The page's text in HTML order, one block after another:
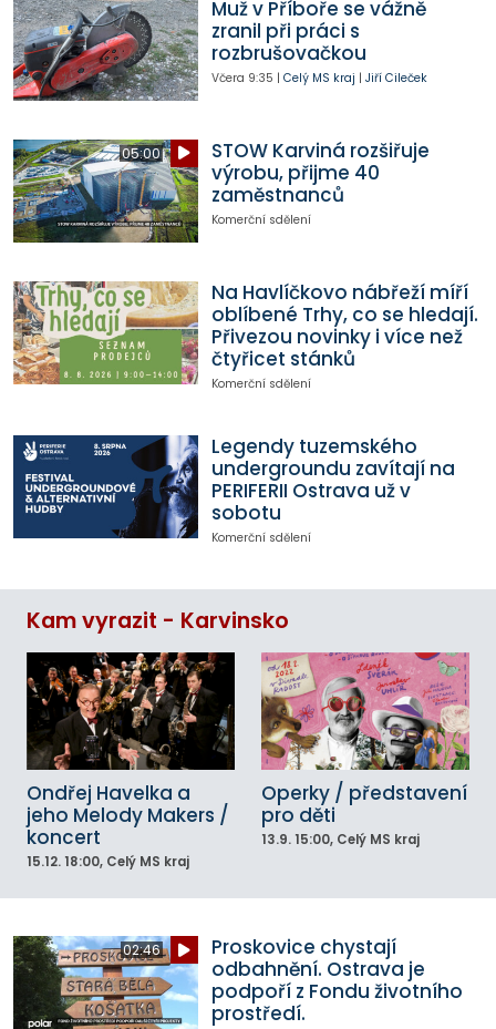
Muž v Příboře se vážně
zranil při práci s
rozbrušovačkou
Včera 9:35 | Celý MS kraj | Jiří Cileček
05:00
STOW Karviná rozšiřuje
výrobu, přijme 40
zaměstnanců
Komerční sdělení
Na Havlíčkovo nábřeží míří
oblíbené Trhy, co se hledají.
Přivezou novinky i více než
čtyřicet stánků
Komerční sdělení
Legendy tuzemského
undergroundu zavítají na
PERIFERII Ostrava už v
sobotu
Komerční sdělení
Kam vyrazit - Karvinsko
Ondřej Havelka a
jeho Melody Makers /
koncert
15.12. 18:00, Celý MS kraj
Operky / představení
pro děti
13.9. 15:00, Celý MS kraj
02:46
Proskovice chystají
odbahnění. Ostrava je
podpoří z Fondu životního
prostředí.